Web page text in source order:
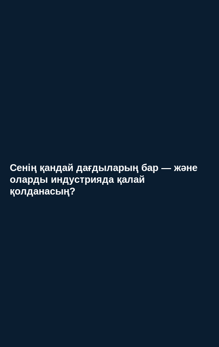
Сенің қандай дағдыларың бар — және
оларды индустрияда қалай
қолданасың?